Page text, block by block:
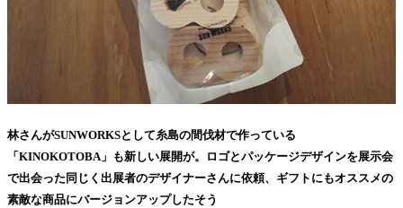
林さんがSUNWORKSとして糸島の間伐材で作っている
「KINOKOTOBA」も新しい展開が。ロゴとパッケージデザインを展示会
で出会った同じく出展者のデザイナーさんに依頼、ギフトにもオススメの
素敵な商品にバージョンアップしたそう